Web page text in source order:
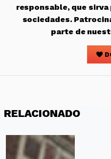
responsable, que
sociedades.
parte de
RELACIONADO